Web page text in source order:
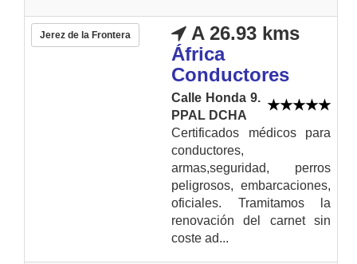
Jerez de la Frontera
A 26.93 kms
África
Conductores
Calle Honda 9.
PPAL DCHA
Certificados médicos para
conductores,
armas,seguridad, perros
peligrosos, embarcaciones,
oficiales. Tramitamos la
renovación del carnet sin
coste ad...